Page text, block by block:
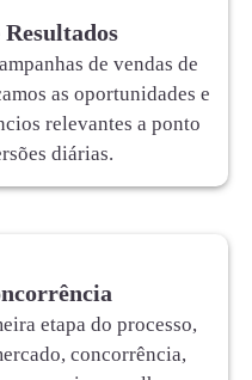
de vendas de
as oportunidades e
relevantes a ponto
diárias.
etapa do processo,
concorrência,